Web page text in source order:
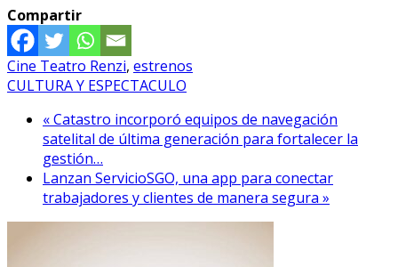
Compartir
Cine Teatro Renzi, estrenos
CULTURA Y ESPECTACULO
« Catastro incorporó equipos de navegación
satelital de última generación para fortalecer la
gestión…
Lanzan ServicioSGO, una app para conectar
trabajadores y clientes de manera segura »